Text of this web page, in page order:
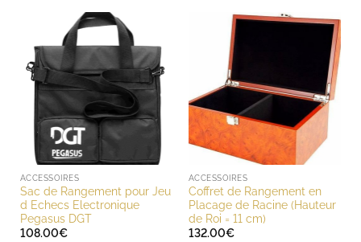
ACCESSOIRES
Sac de Rangement pour Jeu
d Echecs Electronique
Pegasus DGT
108.00€
ACCESSOIRES
Coffret de Rangement en
Placage de Racine (Hauteur
de Roi = 11 cm)
132.00€